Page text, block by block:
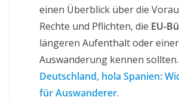
einen Überblick über die
Rechte und Pflichten, die EU-
längeren Aufenthalt oder einer
Auswanderung kennen sollten.
Deutschland, hola Spanien:
für Auswanderer.